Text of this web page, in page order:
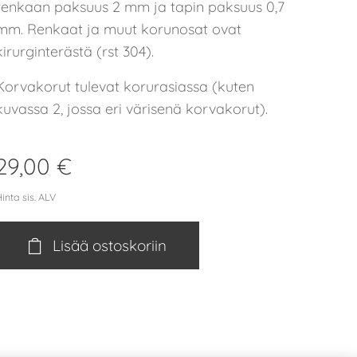
paksuus 2 mm ja tapin paksuus 0,7
Renkaat ja muut korunosat ovat
(rst 304).
tulevat korurasiassa (kuten
2, jossa eri värisenä korvakorut).
€
sis. ALV
Lisää ostoskoriin